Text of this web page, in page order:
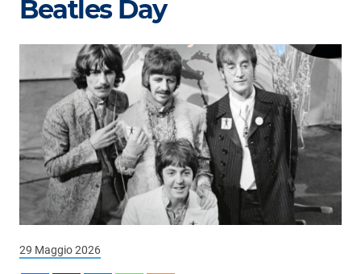
Repliche
Podcast
3xTe
Interviste
Playlist
Novità
Subasio Playlist
Web Radio
Beatles Day
29 Maggio 2026